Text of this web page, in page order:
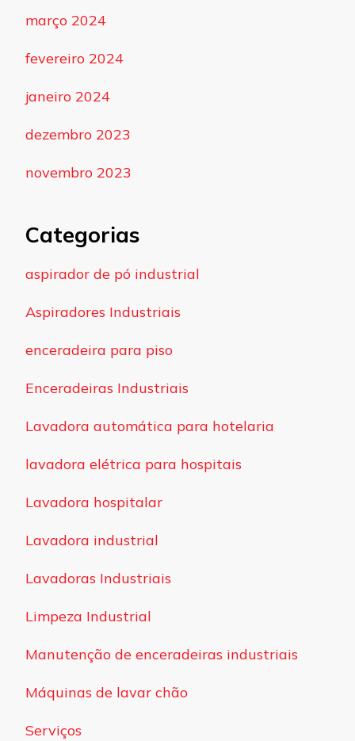
março 2024
fevereiro 2024
janeiro 2024
dezembro 2023
novembro 2023
Categorias
aspirador de pó industrial
Aspiradores Industriais
enceradeira para piso
Enceradeiras Industriais
Lavadora automática para hotelaria
lavadora elétrica para hospitais
Lavadora hospitalar
Lavadora industrial
Lavadoras Industriais
Limpeza Industrial
Manutenção de enceradeiras industriais
Máquinas de lavar chão
Serviços